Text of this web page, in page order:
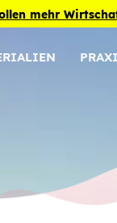
mehr